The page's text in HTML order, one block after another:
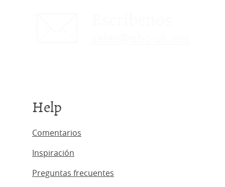
Help
Comentarios
Inspiración
Preguntas frecuentes